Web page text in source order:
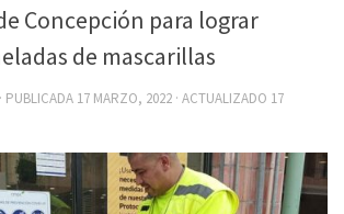
Concepción para lograr
de mascarillas
· PUBLICADA 17 MARZO, 2022 · ACTUALIZADO 17